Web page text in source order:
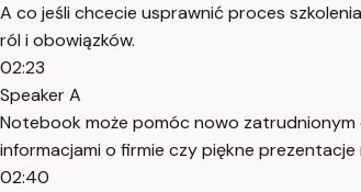
A co jeśli chcecie usprawnić proces
ról i obowiązków.
02:23
Speaker A
Notebook może pomóc nowo
informacjami o firmie czy piękne
02:40